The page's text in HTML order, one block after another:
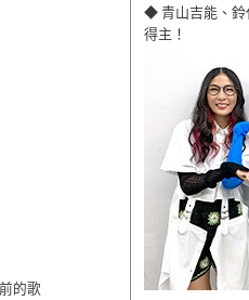
的歌
◆ 青山吉能、鈴
得主！